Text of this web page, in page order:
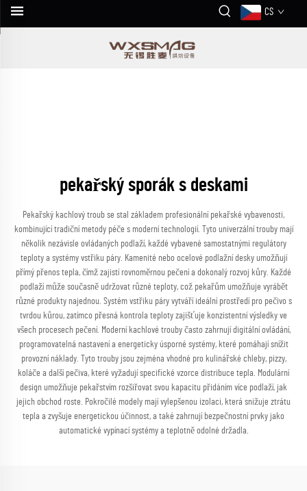
CS
pekařský sporák s deskami
Pekařský kachlový troub se stal základem profesionální pekařské vybavenosti,
kombinující tradiční metody péče s moderní technologií. Tyto univerzální trouby mají
několik nezávisle ovládaných podlaží, každé vybavené samostatnými regulátory
teploty a systémy vstřiku páry. Kamenité nebo ocelové podlažní desky umožňují
přímý přenos tepla, čímž zajistí rovnoměrnou pečení a dokonalý rozvoj kůry. Každé
podlaží může současně udržovat různé teploty, což pekařům umožňuje vyrábět
různé produkty najednou. Systém vstřiku páry vytváří ideální prostředí pro pečivo s
tvrdou kůrou, zatímco přesná kontrola teploty zajišťuje konzistentní výsledky ve
všech procesech pečení. Moderní kachlové trouby často zahrnují digitální ovládání,
programovatelná nastavení a energeticky úsporné systémy, které pomáhají snížit
provozní náklady. Tyto trouby jsou zejména vhodné pro kulinářské chleby, pizzy,
koláče a další pečiva, které vyžadují specifické vzorce distribuce tepla. Modulární
design umožňuje pekařstvím rozšiřovat svou kapacitu přidáním více podlaží, jak
jejich obchod roste. Pokročilé modely mají vylepšenou izolaci, která snižuje ztrátu
tepla a zvyšuje energetickou účinnost, a také zahrnují bezpečnostní prvky jako
automatické vypínací systémy a teplotně odolné držadla.